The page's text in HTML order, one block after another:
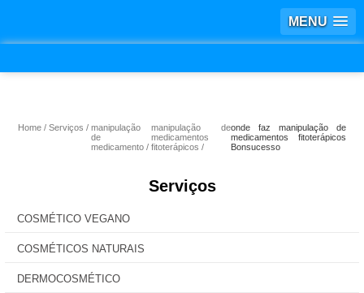
MENU
Home Serviços
manipulação
de
medicamento
manipulação de
medicamentos
fitoterápicos
onde faz manipulação de
medicamentos fitoterápicos
Bonsucesso
Serviços
COSMÉTICO VEGANO
COSMÉTICOS NATURAIS
DERMOCOSMÉTICO